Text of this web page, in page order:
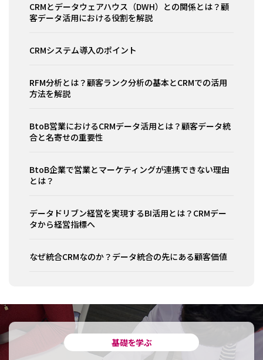
CRMとデータウェアハウス（DWH）との関係とは？顧
客データ活用における役割を解説
CRMシステム導入のポイント
RFM分析とは？顧客ランク分析の基本とCRMでの活用
方法を解説
BtoB営業におけるCRMデータ活用とは？顧客データ統
合と名寄せの重要性
BtoB企業で営業とマーケティングが連携できない理由
とは？
データドリブン経営を実現するBI活用とは？CRMデー
タから経営指標へ
なぜ統合CRMなのか？データ統合の先にある顧客価値
基礎を学ぶ